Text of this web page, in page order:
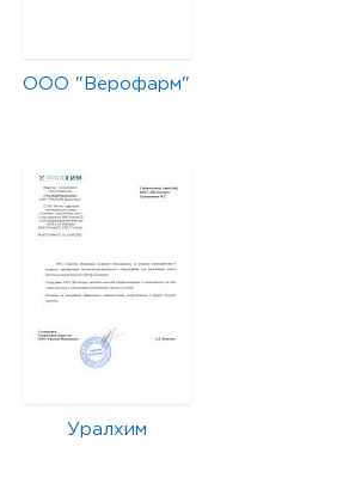
ООО "Верофарм"
Уралхим